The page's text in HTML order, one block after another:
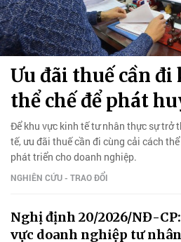
Ưu đãi thuế cần đi
thể chế để phát
Để khu vực kinh tế tư nhân thực sự trở
tế, ưu đãi thuế cần đi cùng cải cách
phát triển cho doanh nghiệp.
NGHIÊN CỨU - TRAO ĐỔI
Nghị định 20/2026/NĐ-
vực doanh nghiệp tư nhân